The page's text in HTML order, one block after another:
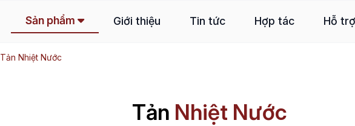
Sản phẩm Giới thiệu Tin tức Hợp tác Hỗ trợ
Tản Nhiệt Nước
Tản Nhiệt Nước